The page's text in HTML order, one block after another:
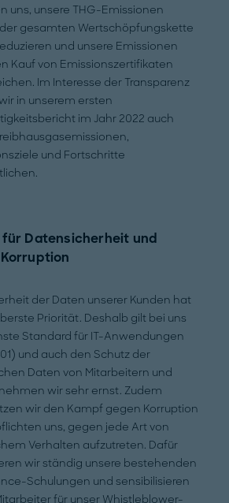
uns, unsere THG-Emissionen
gesamten Wertschöpfungskette
und unsere Emissionen
Kauf von Emissionszertifikaten
Im Interesse der Transparenz
in unserem ersten
im Jahr 2022 auch
und Fortschritte
Datensicherheit und
der Daten unserer Kunden hat
Priorität. Deshalb gilt bei uns
Standard für IT-Anwendungen
und auch den Schutz der
Daten von Mitarbeitern und
wir sehr ernst. Zudem
wir den Kampf gegen Korruption
uns, gegen jede Art von
Verhalten aufzutreten. Dafür
wir ständig unsere bestehenden
Schulungen und sensibilisieren
für unser Whistleblower-